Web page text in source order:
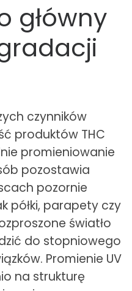
główny
czynników
produktów THC
promieniowanie
pozostawia
pozornie
półki, parapety czy
światło
do stopniowego
Promienie UV
na strukturę